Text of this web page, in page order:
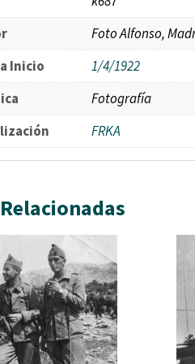
Foto Alfonso,
Inicio
1/4/1922
Fotografía
FRKA